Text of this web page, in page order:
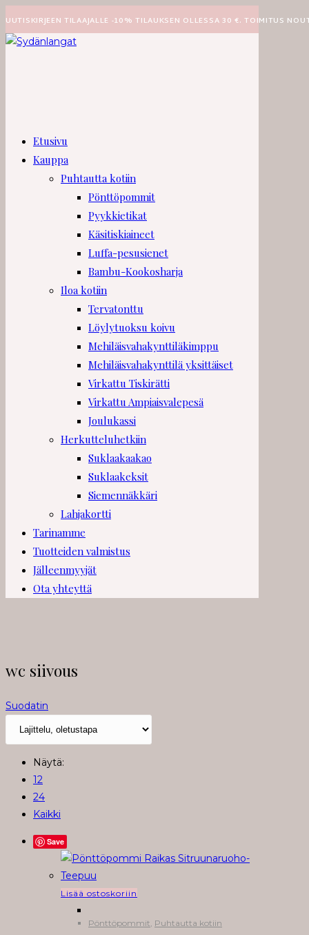
suoraan
sisältöön
UUTISKIRJEEN TILAAJALLE -10% TILAUKSEN OLLESSA 30 €. TOIMITUS
Etusivu
Kauppa
Puhtautta kotiin
Pönttöpommit
Pyykkietikat
Käsitiskiaineet
Luffa-pesusienet
Bambu-Kookosharja
Iloa kotiin
Tervatonttu
Löylytuoksu koivu
Mehiläisvahakynttiläkimppu
Mehiläisvahakynttilä yksittäiset
Virkattu Tiskirätti
Virkattu Ampiaisvalepesä
Joulukassi
Herkutteluhetkiin
Suklaakaakao
Suklaakeksit
Siemennäkkäri
Lahjakortti
Tarinamme
Tuotteiden valmistus
Jälleenmyyjät
Ota yhteyttä
wc siivous
Suodatin
Näytä:
12
24
Kaikki
Save
Lisää ostoskoriin
Pönttöpommit Puhtautta kotiin